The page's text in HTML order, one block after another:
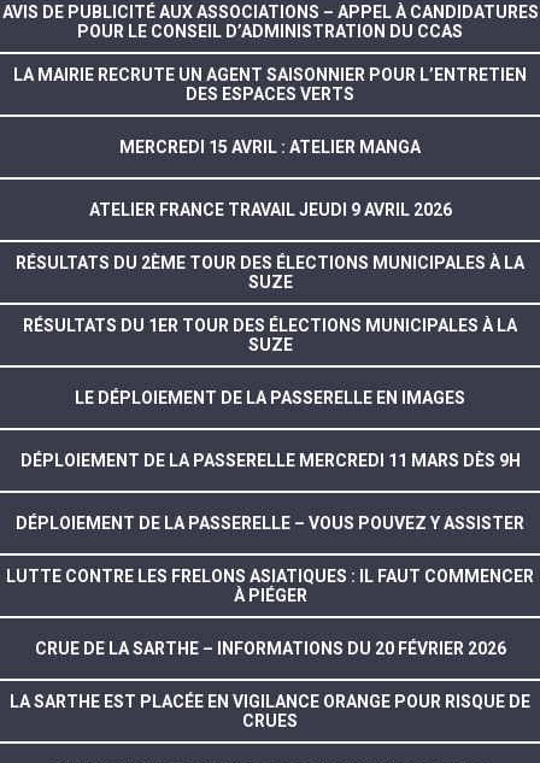
AVIS DE PUBLICITÉ AUX ASSOCIATIONS – APPEL À CANDIDATURES
POUR LE CONSEIL D’ADMINISTRATION DU CCAS
LA MAIRIE RECRUTE UN AGENT SAISONNIER POUR L’ENTRETIEN
DES ESPACES VERTS
MERCREDI 15 AVRIL : ATELIER MANGA
ATELIER FRANCE TRAVAIL JEUDI 9 AVRIL 2026
RÉSULTATS DU 2ÈME TOUR DES ÉLECTIONS MUNICIPALES À LA
SUZE
RÉSULTATS DU 1ER TOUR DES ÉLECTIONS MUNICIPALES À LA
SUZE
LE DÉPLOIEMENT DE LA PASSERELLE EN IMAGES
DÉPLOIEMENT DE LA PASSERELLE MERCREDI 11 MARS DÈS 9H
DÉPLOIEMENT DE LA PASSERELLE – VOUS POUVEZ Y ASSISTER
LUTTE CONTRE LES FRELONS ASIATIQUES : IL FAUT COMMENCER
À PIÉGER
CRUE DE LA SARTHE – INFORMATIONS DU 20 FÉVRIER 2026
LA SARTHE EST PLACÉE EN VIGILANCE ORANGE POUR RISQUE DE
CRUES